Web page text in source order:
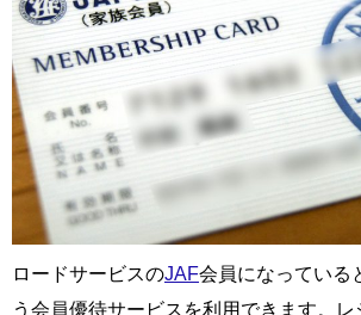
ロードサービスのJAF会員になっている
う会員優待サービスを利用できます。